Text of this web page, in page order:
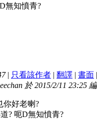
無知憤青?
| 只看該作者 | 翻譯 | 書面
於 2015/2/11 23:25
你好老喇?
? 呃D無知憤青?